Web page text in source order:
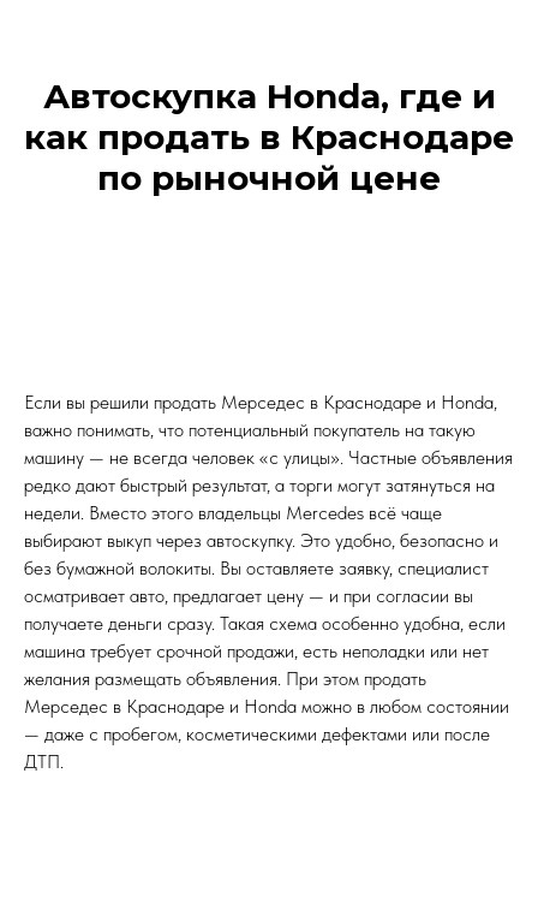
Автоскупка Honda, где и
как продать в Краснодаре
по рыночной цене
Если вы решили продать Мерседес в Краснодаре и Honda,
важно понимать, что потенциальный покупатель на такую
машину — не всегда человек «с улицы». Частные объявления
редко дают быстрый результат, а торги могут затянуться на
недели. Вместо этого владельцы Mercedes всё чаще
выбирают выкуп через автоскупку. Это удобно, безопасно и
без бумажной волокиты. Вы оставляете заявку, специалист
осматривает авто, предлагает цену — и при согласии вы
получаете деньги сразу. Такая схема особенно удобна, если
машина требует срочной продажи, есть неполадки или нет
желания размещать объявления. При этом продать
Мерседес в Краснодаре и Honda можно в любом состоянии
— даже с пробегом, косметическими дефектами или после
ДТП.